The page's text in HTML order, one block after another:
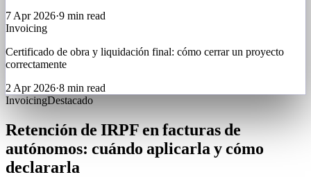
7 Apr 2026·9 min read
Invoicing
Certificado de obra y liquidación final: cómo cerrar un proyecto
correctamente
2 Apr 2026·8 min read
InvoicingDestacado
Retención de IRPF en facturas de
autónomos: cuándo aplicarla y cómo
declararla